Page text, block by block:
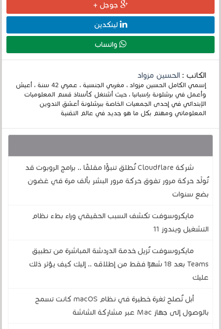
جوجل +
لينكدين
واتساب
الكاتب :الحسين مزواد
إسمي الكامل الحسين مزواد ، مغربي الجنسية ، عمري 42 سنة ، أعيش
وأعمل في برشلونة بإسبانيا ، حيث أشتغل كأستاذ قسم المعلوميات
الإبتدائي في إحدى الجمعيات الخاصة ببرشلونة أعشق التدوين
المعلوماتي ومهتم بكل ما هو جديد في عالم التقنية
شركة Cloudflare تُطلق تنبؤًا مقلقًا .. برامج الروبوت قد
تُولّد حركة مرور تفوق حركة مرور البشر بألف مرة في غضون
بضع سنوات
مايكروسوفت تكشف السبب الحقيقي وراء بطء نظام
التشغيل ويندوز 11
مايكروسوفت تُزيل خدمة الدردشة المباشرة من تطبيق
Teams بعد 18 شهرًا فقط من إطلاقه .. إليك كيف يؤثر ذلك
عليك
أبل تُصلح ثغرة خطيرة في نظام macOS كانت تسمح
بالوصول إلى جهاز Mac عبر مشاركة الشاشة